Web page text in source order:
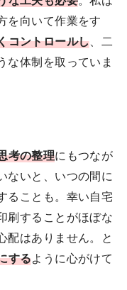
を向いて作業をす
コントロールし 、二
な体制を取っていま
考の整理にもつなが
ないと、いつの間に
ることも。幸い自宅
刷することがほぼな
配はありません。と
するように心がけて